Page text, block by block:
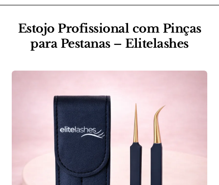
Estojo Profissional com Pinças
para Pestanas – Elitelashes